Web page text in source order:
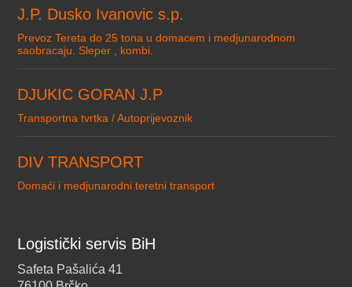
J.P. Dusko Ivanovic s.p.
Prevoz Tereta do 25 tona u domacem i medjunarodnom
saobracaju. Sleper , kombi.
DJUKIC GORAN J.P
Transportna tvrtka / Autoprijevoznik
DIV TRANSPORT
Domaći i medjunarodni teretni transport
Logistički servis BiH
Safeta Pašalića 41